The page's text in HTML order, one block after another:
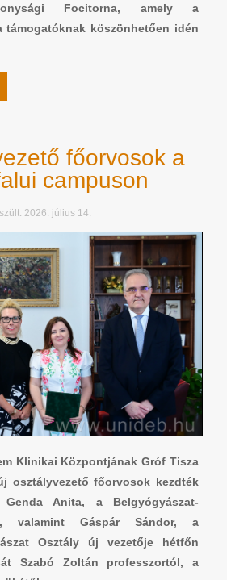
Focitorna, amely a
támogatóknak köszönhetően idén
főorvosok a
campuson
2026. július 14.
Klinikai Központjának Gróf Tisza
osztályvezető főorvosok kezdték
Genda Anita, a Belgyógyászat-
valamint Gáspár Sándor, a
Osztály új vezetője hétfőn
Szabó Zoltán professzortól, a